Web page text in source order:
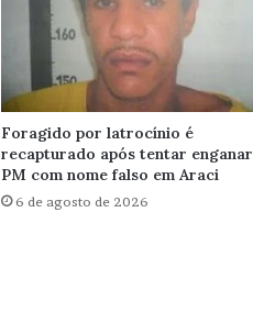
Foragido por latrocínio é
recapturado após tentar enganar
PM com nome falso em Araci
6 de agosto de 2026